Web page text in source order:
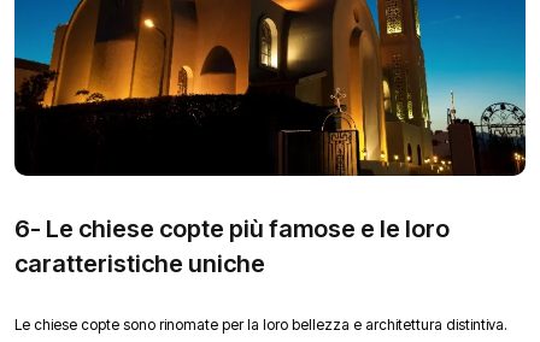
6- Le chiese copte più famose e le loro
caratteristiche uniche
Le chiese copte sono rinomate per la loro bellezza e architettura distintiva.